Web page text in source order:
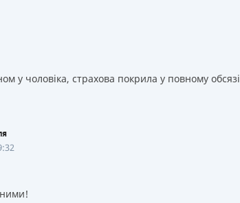
у чоловіка, страхова покрила у повному обсязі